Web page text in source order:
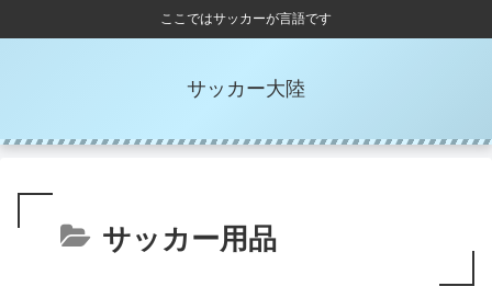
ここではサッカーが言語です
サッカー大陸
サッカー用品